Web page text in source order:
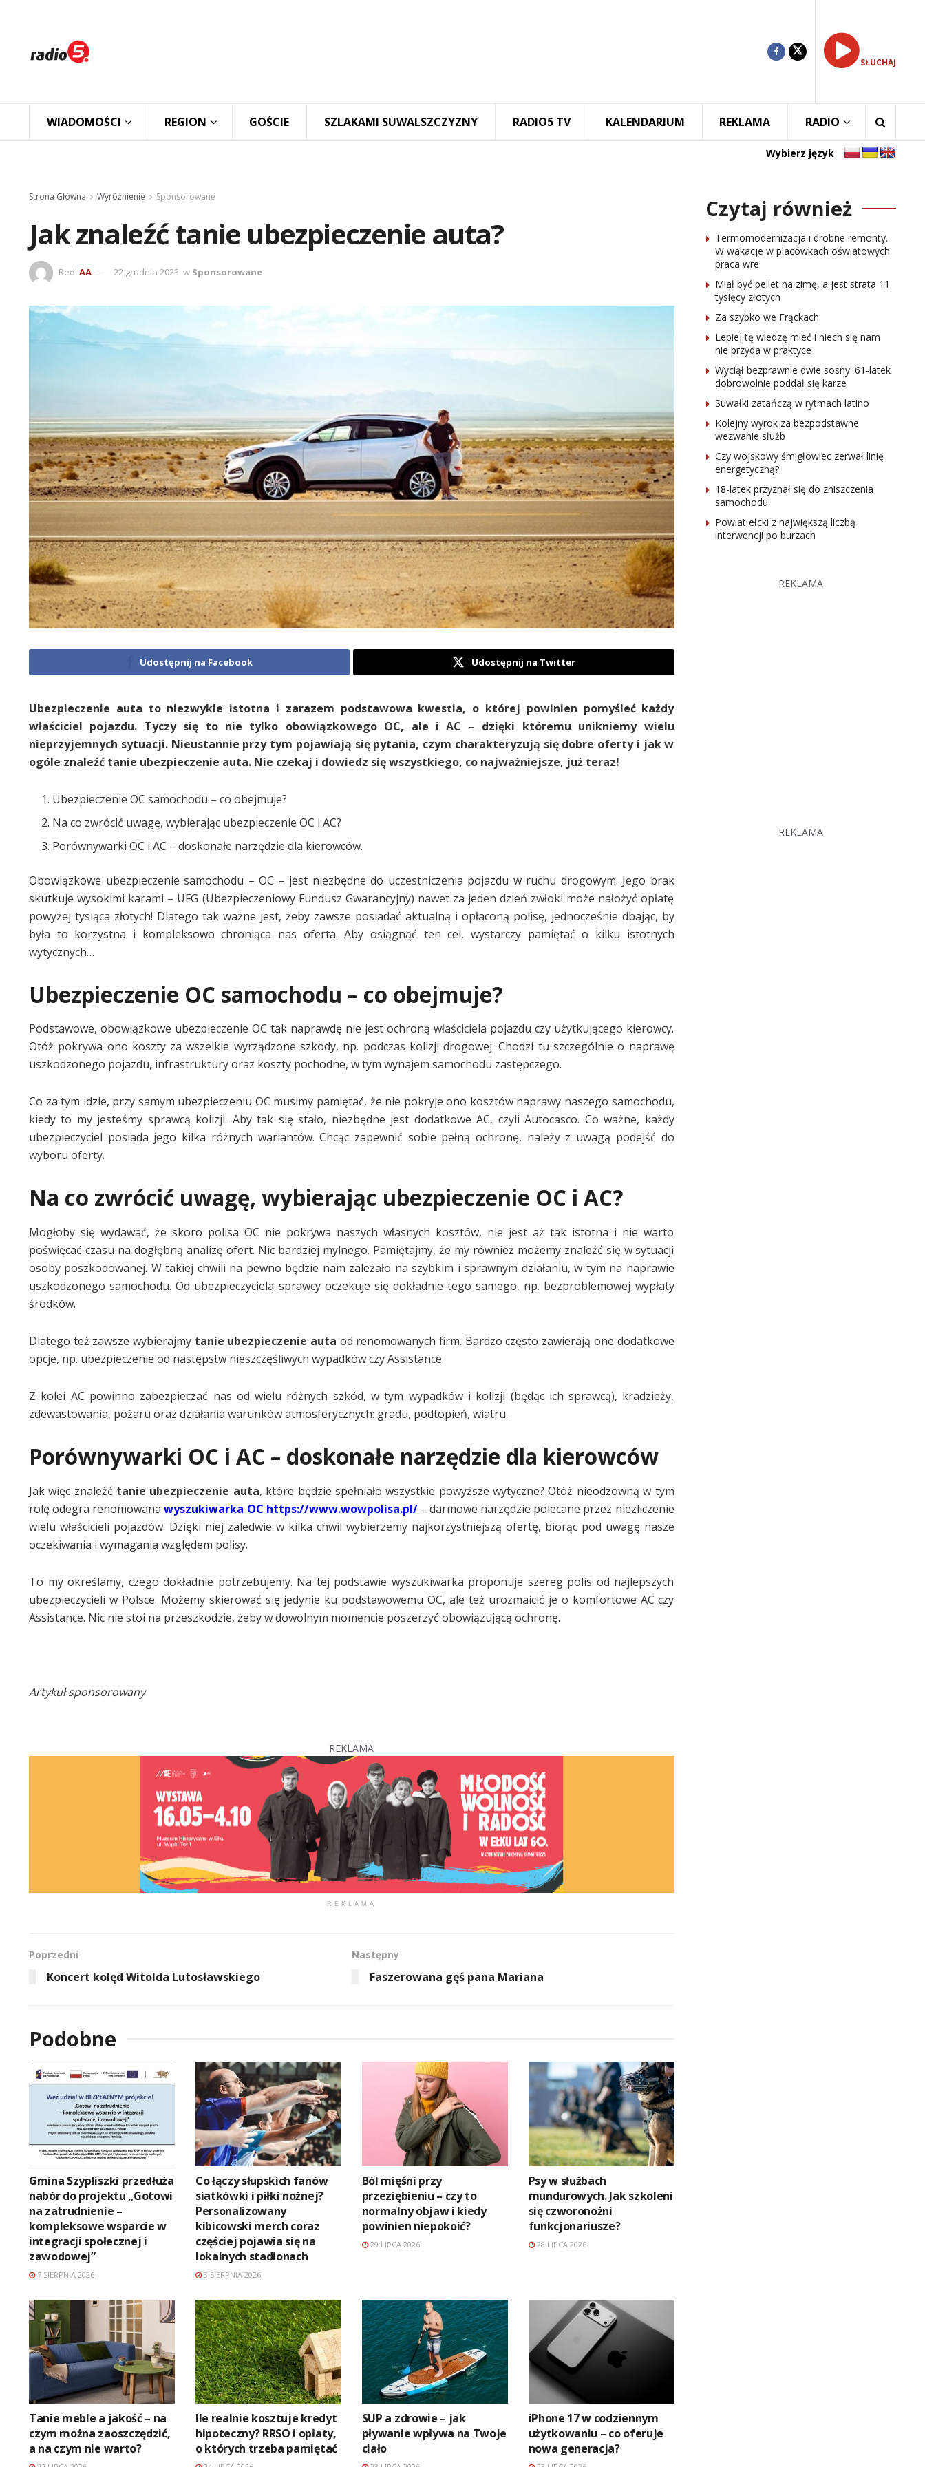
SŁUCHAJ
WIADOMOŚCI REGION GOŚCIE SZLAKAMI SUWALSZCZYZNY RADIO5 TV KALENDARIUM REKLAMA RADIO
Wybierz język
Strona Główna Wyróżnienie Sponsorowane
Jak znaleźć tanie ubezpieczenie auta?
Red. AA 22 grudnia 2023 w Sponsorowane
Udostępnij na Facebook Udostępnij na Twitter
Ubezpieczenie auta to niezwykle istotna i zarazem podstawowa kwestia, o której powinien pomyśleć każdy
właściciel pojazdu. Tyczy się to nie tylko obowiązkowego OC, ale i AC – dzięki któremu unikniemy wielu
nieprzyjemnych sytuacji. Nieustannie przy tym pojawiają się pytania, czym charakteryzują się dobre oferty i jak w
ogóle znaleźć tanie ubezpieczenie auta. Nie czekaj i dowiedz się wszystkiego, co najważniejsze, już teraz!
Ubezpieczenie OC samochodu – co obejmuje?
Na co zwrócić uwagę, wybierając ubezpieczenie OC i AC?
Porównywarki OC i AC – doskonałe narzędzie dla kierowców.
Obowiązkowe ubezpieczenie samochodu – OC – jest niezbędne do uczestniczenia pojazdu w ruchu drogowym. Jego brak
skutkuje wysokimi karami – UFG (Ubezpieczeniowy Fundusz Gwarancyjny) nawet za jeden dzień zwłoki może nałożyć opłatę
powyżej tysiąca złotych! Dlatego tak ważne jest, żeby zawsze posiadać aktualną i opłaconą polisę, jednocześnie dbając, by
była to korzystna i kompleksowo chroniąca nas oferta. Aby osiągnąć ten cel, wystarczy pamiętać o kilku istotnych
wytycznych…
Ubezpieczenie OC samochodu – co obejmuje?
Podstawowe, obowiązkowe ubezpieczenie OC tak naprawdę nie jest ochroną właściciela pojazdu czy użytkującego kierowcy.
Otóż pokrywa ono koszty za wszelkie wyrządzone szkody, np. podczas kolizji drogowej. Chodzi tu szczególnie o naprawę
uszkodzonego pojazdu, infrastruktury oraz koszty pochodne, w tym wynajem samochodu zastępczego.
Co za tym idzie, przy samym ubezpieczeniu OC musimy pamiętać, że nie pokryje ono kosztów naprawy naszego samochodu,
kiedy to my jesteśmy sprawcą kolizji. Aby tak się stało, niezbędne jest dodatkowe AC, czyli Autocasco. Co ważne, każdy
ubezpieczyciel posiada jego kilka różnych wariantów. Chcąc zapewnić sobie pełną ochronę, należy z uwagą podejść do
wyboru oferty.
Na co zwrócić uwagę, wybierając ubezpieczenie OC i AC?
Mogłoby się wydawać, że skoro polisa OC nie pokrywa naszych własnych kosztów, nie jest aż tak istotna i nie warto
poświęcać czasu na dogłębną analizę ofert. Nic bardziej mylnego. Pamiętajmy, że my również możemy znaleźć się w sytuacji
osoby poszkodowanej. W takiej chwili na pewno będzie nam zależało na szybkim i sprawnym działaniu, w tym na naprawie
uszkodzonego samochodu. Od ubezpieczyciela sprawcy oczekuje się dokładnie tego samego, np. bezproblemowej wypłaty
środków.
Dlatego też zawsze wybierajmy tanie ubezpieczenie auta od renomowanych firm. Bardzo często zawierają one dodatkowe
opcje, np. ubezpieczenie od następstw nieszczęśliwych wypadków czy Assistance.
Z kolei AC powinno zabezpieczać nas od wielu różnych szkód, w tym wypadków i kolizji (będąc ich sprawcą), kradzieży,
zdewastowania, pożaru oraz działania warunków atmosferycznych: gradu, podtopień, wiatru.
Porównywarki OC i AC – doskonałe narzędzie dla kierowców
Jak więc znaleźć tanie ubezpieczenie auta, które będzie spełniało wszystkie powyższe wytyczne? Otóż nieodzowną w tym
rolę odegra renomowanawyszukiwarka OC https://www.wowpolisa.pl/– darmowe narzędzie polecane przez niezliczenie
wielu właścicieli pojazdów. Dzięki niej zaledwie w kilka chwil wybierzemy najkorzystniejszą ofertę, biorąc pod uwagę nasze
oczekiwania i wymagania względem polisy.
To my określamy, czego dokładnie potrzebujemy. Na tej podstawie wyszukiwarka proponuje szereg polis od najlepszych
ubezpieczycieli w Polsce. Możemy skierować się jedynie ku podstawowemu OC, ale też urozmaicić je o komfortowe AC czy
Assistance. Nic nie stoi na przeszkodzie, żeby w dowolnym momencie poszerzyć obowiązującą ochronę.
Artykuł sponsorowany
REKLAMA
REKLAMA
Poprzedni
Koncert kolęd Witolda Lutosławskiego
Następny
Faszerowana gęś pana Mariana
Podobne
Gmina Szypliszki przedłuża
nabór do projektu „Gotowi
na zatrudnienie –
kompleksowe wsparcie w
integracji społecznej i
zawodowej”
7 SIERPNIA 2026
Co łączy słupskich fanów
siatkówki i piłki nożnej?
Personalizowany
kibicowski merch coraz
częściej pojawia się na
lokalnych stadionach
3 SIERPNIA 2026
Ból mięśni przy
przeziębieniu – czy to
normalny objaw i kiedy
powinien niepokoić?
29 LIPCA 2026
Psy w służbach
mundurowych. Jak szkoleni
się czworonożni
funkcjonariusze?
28 LIPCA 2026
Tanie meble a jakość – na
czym można zaoszczędzić,
a na czym nie warto?
Ile realnie kosztuje kredyt
hipoteczny? RRSO i opłaty,
o których trzeba pamiętać
SUP a zdrowie – jak
pływanie wpływa na Twoje
ciało
iPhone 17 w codziennym
użytkowaniu – co oferuje
nowa generacja?
Czytaj również
Termomodernizacja i drobne remonty.
W wakacje w placówkach oświatowych
praca wre
Miał być pellet na zimę, a jest strata 11
tysięcy złotych
Za szybko we Frąckach
Lepiej tę wiedzę mieć i niech się nam
nie przyda w praktyce
Wyciął bezprawnie dwie sosny. 61-latek
dobrowolnie poddał się karze
Suwałki zatańczą w rytmach latino
Kolejny wyrok za bezpodstawne
wezwanie służb
Czy wojskowy śmigłowiec zerwał linię
energetyczną?
18-latek przyznał się do zniszczenia
samochodu
Powiat ełcki z największą liczbą
interwencji po burzach
REKLAMA
REKLAMA